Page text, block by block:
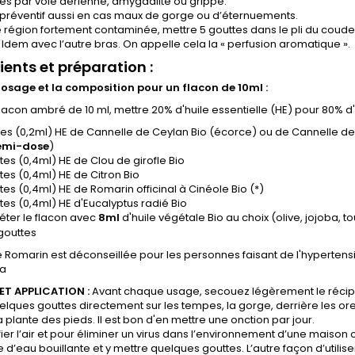
aussi en cas maux de gorge ou d’éternuements.
région fortement contaminée, mettre 5 gouttes dans le pli du
avec l’autre bras. On appelle cela la « perfusion aromatique ».
et préparation :
et la composition pour un flacon de 10ml :
ambré de 10 ml, mettre 20% d'huile essentielle (HE) pour 80%
(0,2ml) HE de Cannelle de Ceylan Bio (écorce) ou de Cannelle
dose)
(0,4ml) HE de Clou de girofle Bio
(0,4ml) HE de Citron Bio
(0,4ml) HE de Romarin officinal à Cinéole Bio (*)
(0,4ml) HE d'Eucalyptus radié Bio
le flacon avec 8ml d'huile végétale Bio au choix (olive, jojoba,
Romarin est déconseillée pour les personnes faisant de
APPLICATION :Avant chaque usage, secouez légèrement le
gouttes directement sur les tempes, la gorge, derrière les
plante des pieds. Il est bon d'en mettre une onction par jour.
l’air et pour éliminer un virus dans l’environnement d’une
d’eau bouillante et y mettre quelques gouttes. L’autre façon